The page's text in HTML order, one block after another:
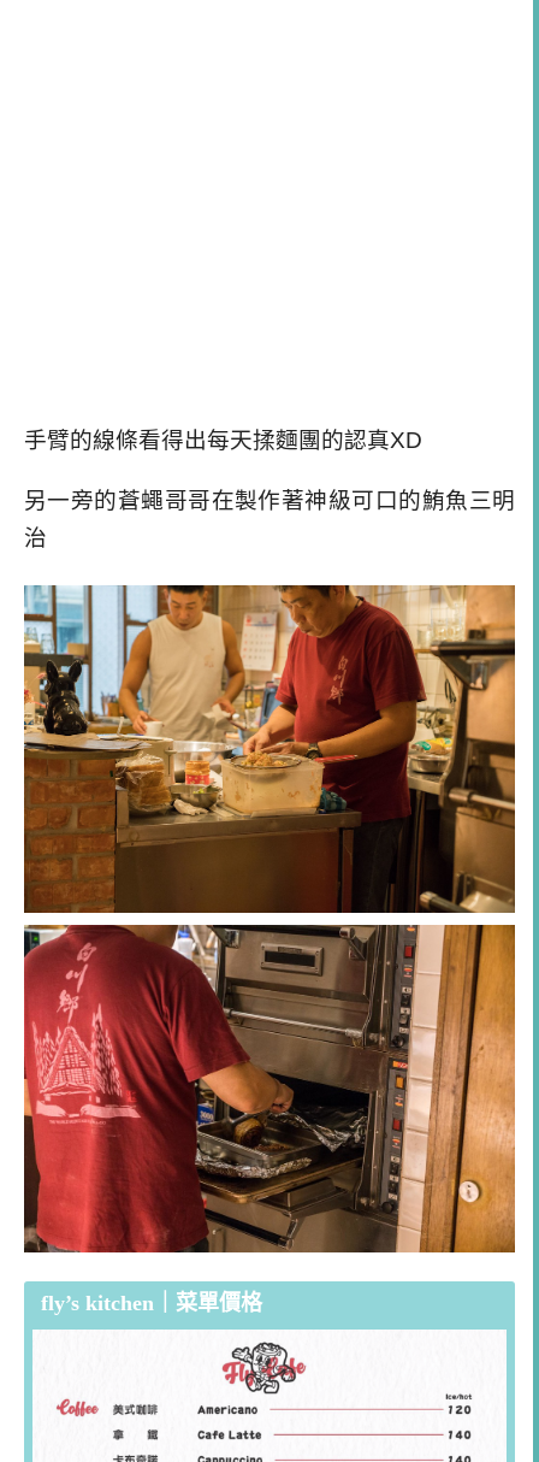
手臂的線條看得出每天揉麵團的認真XD
另一旁的蒼蠅哥哥在製作著神級可口的鮪魚三明
治
fly’s kitchen｜菜單價格